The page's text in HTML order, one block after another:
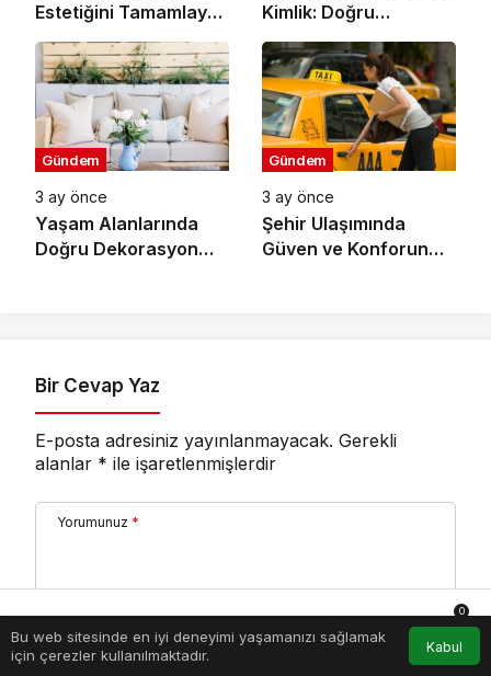
Estetiğini Tamamlayan
Mobilya Seçimleri
Kimlik: Doğru
Seçimlerle Yaşam
Alanı Tasarlamak
Gündem
3 ay önce
Yaşam Alanlarında
Doğru Dekorasyon
Gündem
3 ay önce
Şehir Ulaşımında
Güven ve Konforun
Bir Cevap Yaz
E-posta adresiniz yayınlanmayacak. Gerekli
alanlar * ile işaretlenmişlerdir
Yorumunuz *
Bu web sitesinde en iyi deneyimi yaşamanızı sağlamak
için çerezler kullanılmaktadır.
Kabul
Anasayfa Akış Hesabım Bildirimler
0